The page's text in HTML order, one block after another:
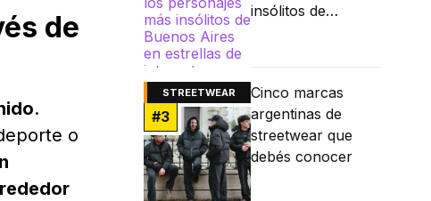
de
.
o
insólitos de
STREETWEAR
#3
Cinco marcas
argentinas de
streetwear que
debés conocer